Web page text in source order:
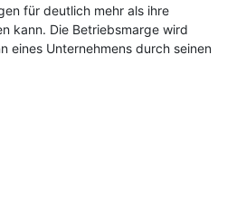
für deutlich mehr als ihre
kann. Die Betriebsmarge wird
eines Unternehmens durch seinen